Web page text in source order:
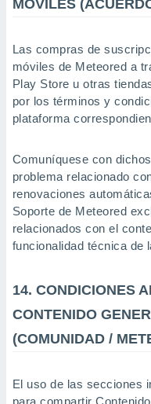
MÓVILES
Las compras de
móviles de Meteored a
Play Store u otras
por los términos y
plataforma
Comuníquese con
problema relacionado
renovaciones
Soporte de Meteored
relacionados con el
funcionalidad técnica de
14. CONDICIONES
CONTENIDO
(COMUNIDAD /
El uso de las secciones
para compartir